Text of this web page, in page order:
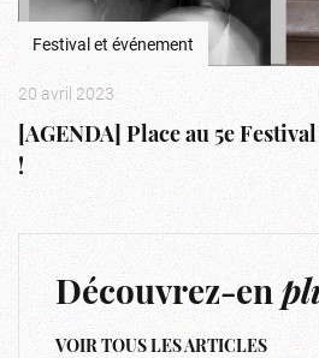
Festival et événement
20 avril 2023
[AGENDA] Place au 5e
!
Découvrez-en
VOIR TOUS LES ARTICLES